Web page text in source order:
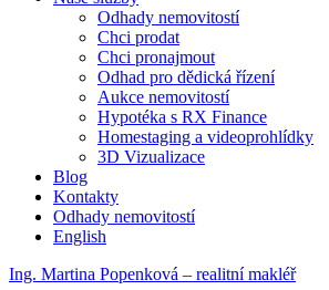
Odhady nemovitostí
Chci prodat
Chci pronajmout
Odhad pro dědická řízení
Aukce nemovitostí
Hypotéka s RX Finance
Homestaging a videoprohlídky
3D Vizualizace
Blog
Kontakty
Odhady nemovitostí
English
Ing. Martina Popenková – realitní makléř